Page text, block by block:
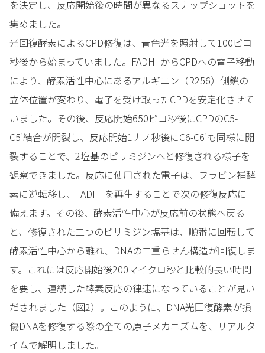
を決定し、反応開始後の時間が異なるスナップショットを
集めました。
光回復酵素によるCPD修復は、青色光を照射して100ピコ
秒後から始まっていました。FADH–からCPDへの電子移動
により、酵素活性中心にあるアルギニン（R256）側鎖の
立体位置が変わり、電子を受け取ったCPDを安定化させて
いました。その後、反応開始650ピコ秒後にCPDのC5-
C5’結合が開裂し、反応開始1ナノ秒後にC6-C6’も同様に開
裂することで、2塩基のピリミジンへと修復される様子を
観察できました。反応に使用された電子は、フラビン補酵
素に逆転移し、FADH–を再生することで次の修復反応に
備えます。その後、酵素活性中心が反応前の状態へ戻る
と、修復された二つのピリミジン塩基は、順番に回転して
酵素活性中心から離れ、DNAの二重らせん構造が回復しま
す。これには反応開始後200マイクロ秒と比較的長い時間
を要し、連続した酵素反応の律速になっていることが見い
だされました（図2）。このように、DNA光回復酵素が損
傷DNAを修復する際の全ての原子メカニズムを、リアルタ
イムで解明しました。